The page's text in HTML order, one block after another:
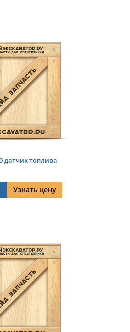
датчик топлива
Узнать цену